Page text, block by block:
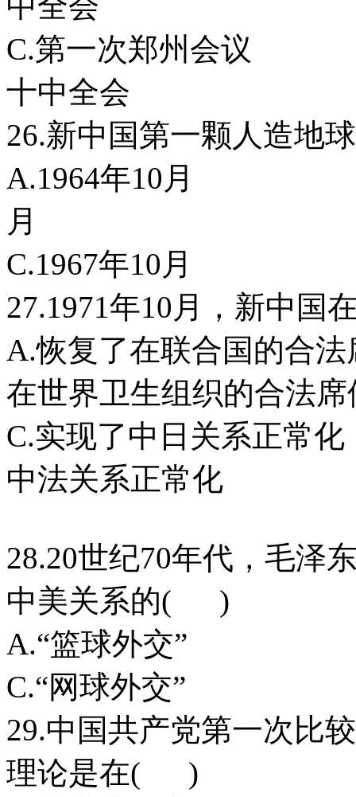
C.第一次郑
十中全会
26.新中国第一颗人造
A.1964年10
月
C.1967年10
27.1971年10月，新中
A.恢复了在联合
在世界卫生组织的合法席
C.实现了中日
中法关系正常化
28.20世纪70年代，毛泽
中美关系的( )
A.“篮球外交
C.“网球外交
29.中国共产党第一次比
理论是在( )